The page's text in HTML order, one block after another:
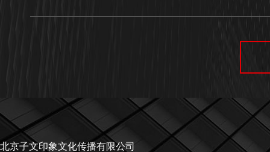
北京子文印象文化传播有限公司